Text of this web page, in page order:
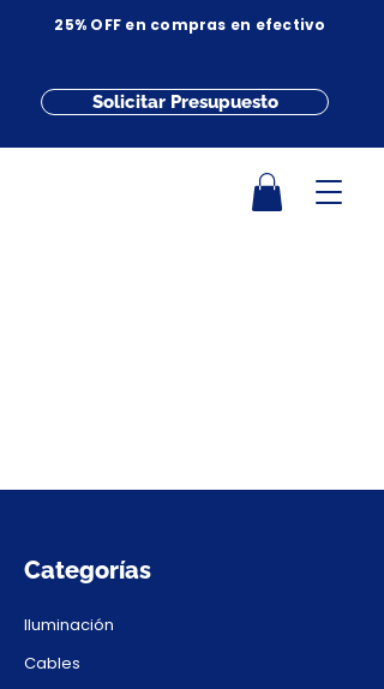
Solicitar Presupuesto
25% OFF en compras en efectivo
Categorías
Iluminación
Cables